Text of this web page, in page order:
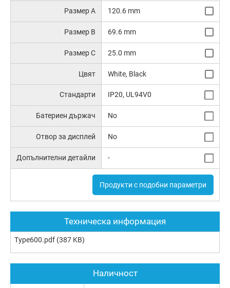
Размер A 120.6 mm
Размер B 69.6 mm
Размер C 25.0 mm
Цвят White, Black
Стандарти IP20, UL94V0
Батериен държач No
Отвор за дисплей No
Допълнителни детайли -
Продукти с подобни параметри
Техническа информация
Type600.pdf (387 KB)
Наличност